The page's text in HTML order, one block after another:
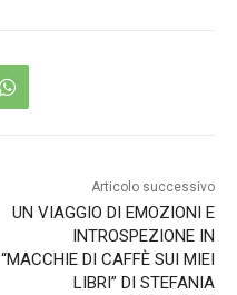
Articolo successivo
UN VIAGGIO DI EMOZIONI E
INTROSPEZIONE IN
“MACCHIE DI CAFFÈ SUI MIEI
LIBRI” DI STEFANIA